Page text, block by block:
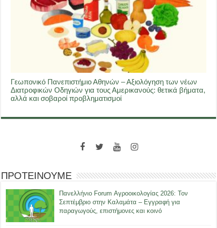
Γεωπονικό Πανεπιστήμιο Αθηνών – Αξιολόγηση των νέων
Διατροφικών Οδηγιών για τους Αμερικανούς: θετικά βήματα,
αλλά και σοβαροί προβληματισμοί
ΠΡΟΤΕΙΝΟΥΜΕ
Πανελλήνιο Forum Αγροοικολογίας 2026: Τον
Σεπτέμβριο στην Καλαμάτα – Εγγραφή για
παραγωγούς, επιστήμονες και κοινό